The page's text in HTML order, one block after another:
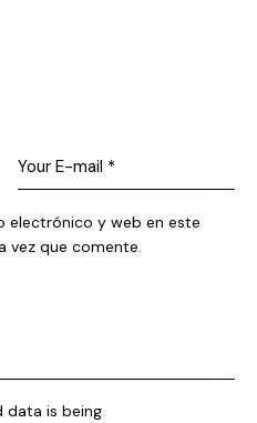
electrónico y web en este
vez que comente.
data is being